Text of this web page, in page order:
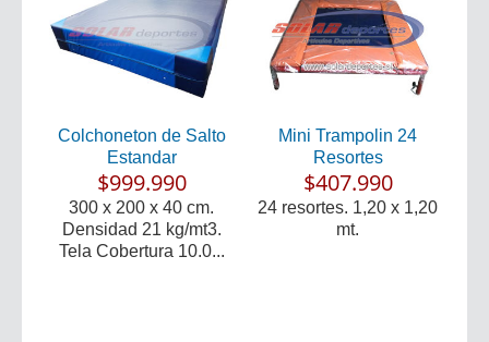
Colchoneton de Salto
Estandar
$999.990
300 x 200 x 40 cm.
Densidad 21 kg/mt3.
Tela Cobertura 10.0...
Mini Trampolin 24
Resortes
$407.990
24 resortes. 1,20 x 1,20
mt.